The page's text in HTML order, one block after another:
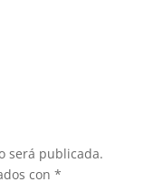
será publicada.
con *